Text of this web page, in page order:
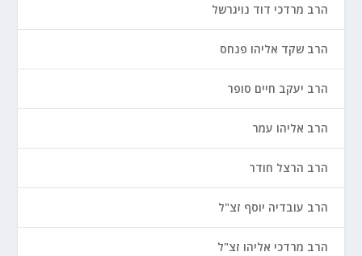
הרב מרדכי דוד נויגרשל
הרב שקד אליהו פנחס
הרב יעקב חיים סופר
הרב אליהו עמר
הרב הרצל חודר
הרב עובדיה יוסף זצ"ל
הרב מרדכי אליהו זצ"ל